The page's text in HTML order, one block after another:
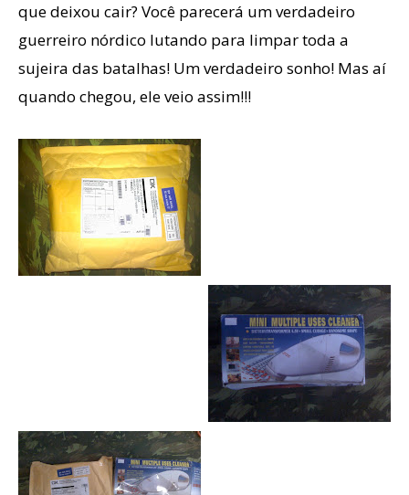
que deixou cair? Você parecerá um verdadeiro
guerreiro nórdico lutando para limpar toda a
sujeira das batalhas! Um verdadeiro sonho! Mas aí
quando chegou, ele veio assim!!!